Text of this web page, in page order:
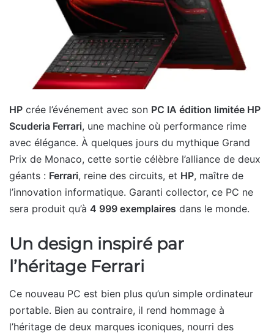
HP crée l’événement avec son PC IA édition limitée HP
Scuderia Ferrari, une machine où performance rime
avec élégance. À quelques jours du mythique Grand
Prix de Monaco, cette sortie célèbre l’alliance de deux
géants : Ferrari, reine des circuits, et HP, maître de
l’innovation informatique. Garanti collector, ce PC ne
sera produit qu’à 4 999 exemplaires dans le monde.
Un design inspiré par
l’héritage Ferrari
Ce nouveau PC est bien plus qu’un simple ordinateur
portable. Bien au contraire, il rend hommage à
l’héritage de deux marques iconiques, nourri des